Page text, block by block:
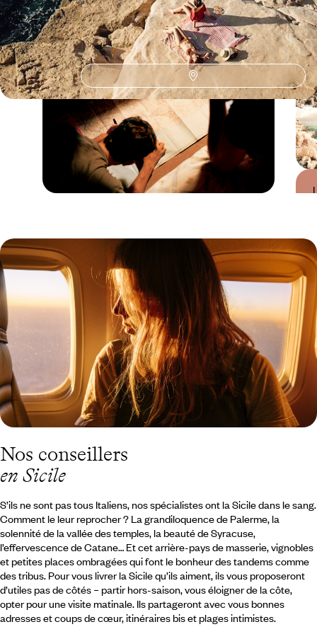
Quand partir en Italie ?
Nos conseillers
en Sicile
S’ils ne sont pas tous Italiens, nos spécialistes ont la Sicile dans le sang.
Comment le leur reprocher ? La grandiloquence de Palerme, la
solennité de la vallée des temples, la beauté de Syracuse,
l’effervescence de Catane… Et cet arrière-pays de masserie, vignobles
et petites places ombragées qui font le bonheur des tandems comme
des tribus. Pour vous livrer la Sicile qu’ils aiment, ils vous proposeront
d’utiles pas de côtés – partir hors-saison, vous éloigner de la côte,
opter pour une visite matinale. Ils partageront avec vous bonnes
adresses et coups de cœur, itinéraires bis et plages intimistes.